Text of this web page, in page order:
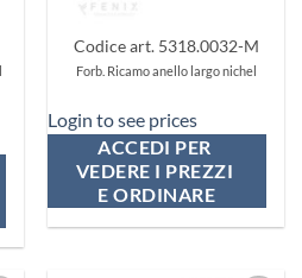
Codice art. 5318.0032-M
Forb. Ricamo anello largo nichel
Login to see prices
ACCEDI PER
VEDERE I PREZZI
E ORDINARE